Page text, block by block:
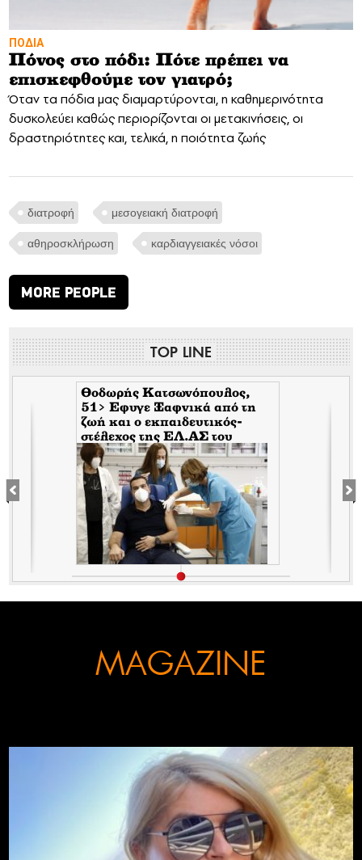
ΠΟΔΙΑ
Πόνος στο πόδι: Πότε πρέπει να
επισκεφθούμε τον γιατρό;
Όταν τα πόδια μας διαμαρτύρονται, η καθημερινότητα
δυσκολεύει καθώς περιορίζονται οι μετακινήσεις, οι
δραστηριότητες και, τελικά, η ποιότητα ζωής
διατροφή μεσογειακή διατροφή
αθηροσκλήρωση καρδιαγγειακές νόσοι
MORE PEOPLE
TOP LINE
Θοδωρής Κατσωνόπουλος,
51> Εφυγε Ξαφνικά από τη
ζωή και ο εκπαιδευτικός-
στέλεχος της EΛ.ΑΣ του
Τσίπρα, λίγο αφότου έφυγε
ξαφνικά και ο Ανδρέας
Μπρακούλιας, 55 του
Mέρα25
MAGAZINE